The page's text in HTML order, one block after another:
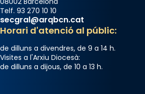
Telf. 93 270 10 10
secgral@arqbcn.cat
Horari d'atenció al públic:
de dilluns a divendres, de 9 a 14 h.
Visites a l'Arxiu Diocesà:
de dilluns a dijous, de 10 a 13 h.